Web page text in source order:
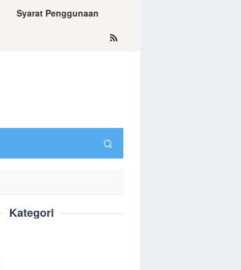
Syarat Penggunaan
Kategori